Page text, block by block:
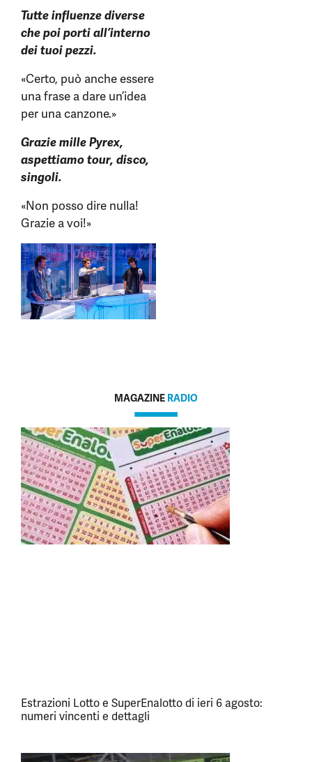
Tutte influenze diverse
che poi porti all’interno
dei tuoi pezzi.
«Certo, può anche essere
una frase a dare un’idea
per una canzone.»
Grazie mille Pyrex,
aspettiamo tour, disco,
singoli.
«Non posso dire nulla!
Grazie a voi!»
MAGAZINE RADIO
Estrazioni Lotto e SuperEnalotto di ieri 6 agosto:
numeri vincenti e dettagli